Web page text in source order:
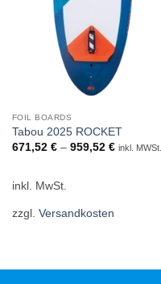
FOIL BOARDS
Tabou 2025 ROCKET
671,52 €– 959,52 € inkl. MWSt.
inkl. MwSt.
zzgl. Versandkosten